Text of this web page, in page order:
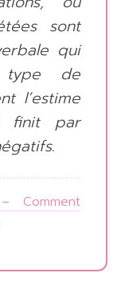
sont
qui
type de
l’estime
finit par
Comment